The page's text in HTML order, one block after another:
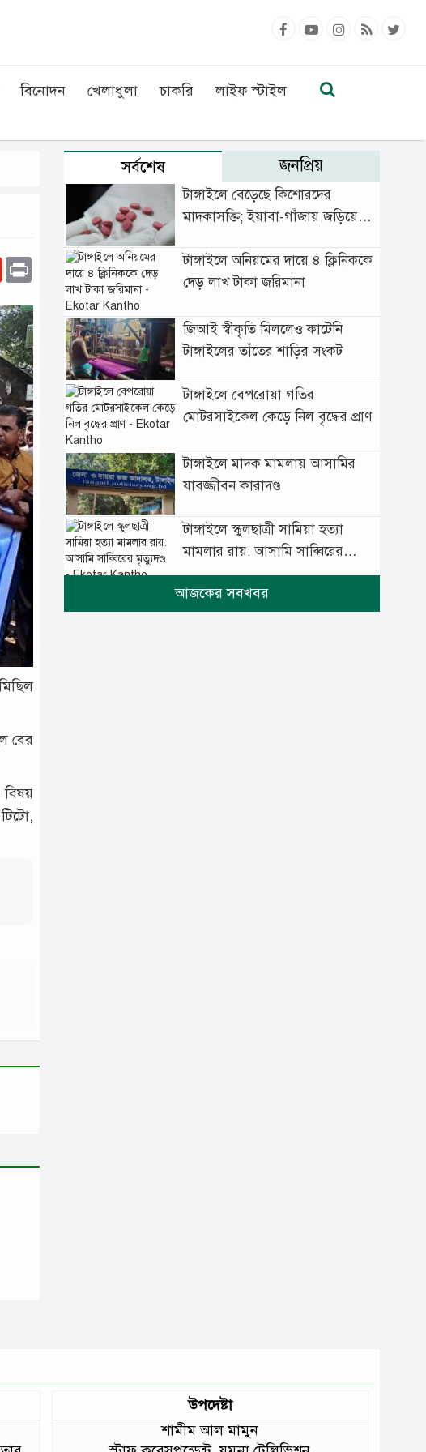
বিনোদন খেলাধুলা চাকরি
লাইফ স্টাইল
Print
বের
বিষয়
সর্বশেষ জনপ্রিয়
টাঙ্গাইলে বেড়েছে কিশোরদের
মাদকাসক্তি; ইয়াবা-গাঁজায় জড়িয়ে
টাঙ্গাইলে অনিয়মের দায়ে ৪ ক্লিনিককে
দেড় লাখ টাকা জরিমানা
জিআই স্বীকৃতি মিললেও কাটেনি
টাঙ্গাইলের তাঁতের শাড়ির সংকট
টাঙ্গাইলে বেপরোয়া গতির
মোটরসাইকেল কেড়ে নিল বৃদ্ধের প্রাণ
টাঙ্গাইলে মাদক মামলায় আসামির
যাবজ্জীবন কারাদণ্ড
টাঙ্গাইলে স্কুলছাত্রী সামিয়া হত্যা
মামলার রায়: আসামি সাব্বিরের
মৃত্যুদণ্ড
টানা বৃষ্টিতে টাঙ্গাইলে বিপর্যস্ত
উপদেষ্টা
শামীম আল মামুন